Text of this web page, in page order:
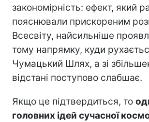
закономірність: ефект, який
пояснювали прискореним
Всесвіту, найсильніше
тому напрямку, куди
Чумацький Шлях, а зі
відстані поступово слабшає.
Якщо це підтвердиться, то
головних ідей сучасної